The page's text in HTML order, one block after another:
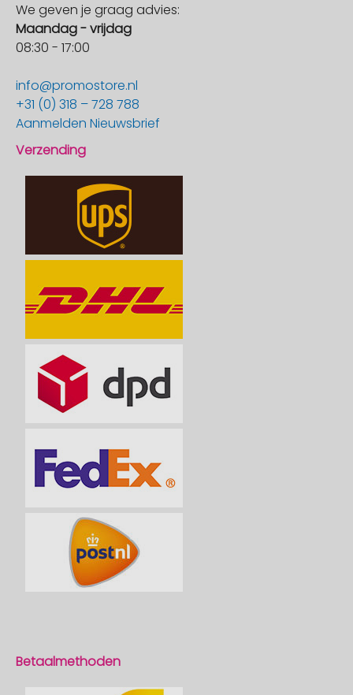
We geven je graag advies:
Maandag - vrijdag
08:30 - 17:00
info@promostore.nl
+31 (0) 318 – 728 788
Aanmelden Nieuwsbrief
Verzending
Betaalmethoden